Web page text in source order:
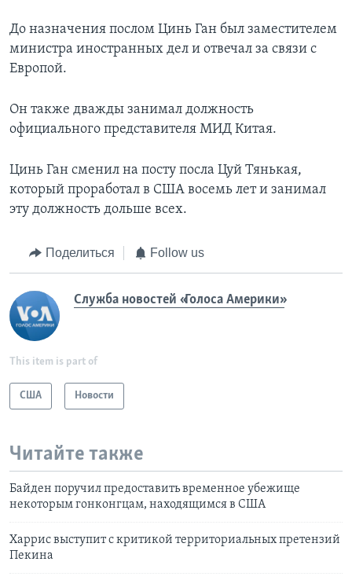
До назначения послом Цинь Ган был заместителем
министра иностранных дел и отвечал за связи с
Европой.
Он также дважды занимал должность
официального представителя МИД Китая.
Цинь Ган сменил на посту посла Цуй Тянькая,
который проработал в США восемь лет и занимал
эту должность дольше всех.
Поделиться Follow us
Служба новостей «Голоса Америки»
This item is part of
США Новости
Читайте также
Байден поручил предоставить временное убежище
некоторым гонконгцам, находящимся в США
Харрис выступит с критикой территориальных претензий
Пекина